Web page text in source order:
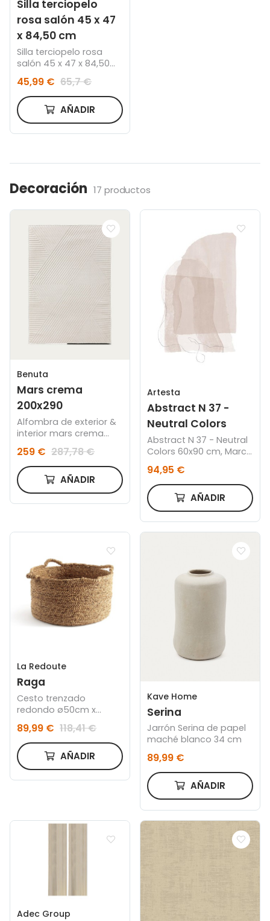
Silla terciopelo
rosa salón 45 x 47
x 84,50 cm
Silla terciopelo rosa
salón 45 x 47 x 84,50
45,99 € 65,7 €
AÑADIR
Decoración 17 productos
Benuta
Mars crema
200x290
Alfombra de exterior &
interior mars crema
259 € 287,78 €
AÑADIR
Artesta
Abstract N 37 -
Neutral Colors
Abstract N 37 - Neutral
Colors 60x90 cm, Marco
94,95 €
AÑADIR
La Redoute
Raga
Cesto trenzado
redondo ø50cm x
89,99 € 118,41 €
AÑADIR
Kave Home
Serina
Jarrón Serina de papel
maché blanco 34 cm
89,99 €
AÑADIR
Adec Group